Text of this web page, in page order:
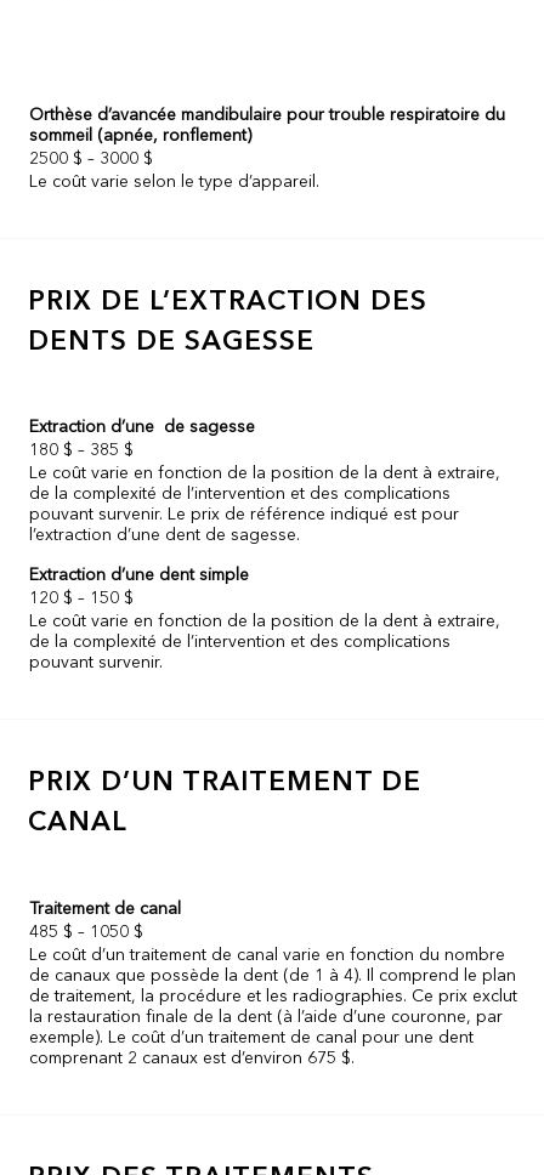
Orthèse d’avancée mandibulaire pour trouble respiratoire du
sommeil (apnée, ronflement)
2500 $ – 3000 $
Le coût varie selon le type d’appareil.
PRIX DE L’EXTRACTION DES
DENTS DE SAGESSE
Extraction d’une de sagesse
180 $ – 385 $
Le coût varie en fonction de la position de la dent à extraire,
de la complexité de l’intervention et des complications
pouvant survenir. Le prix de référence indiqué est pour
l’extraction d’une dent de sagesse.
Extraction d’une dent simple
120 $ – 150 $
Le coût varie en fonction de la position de la dent à extraire,
de la complexité de l’intervention et des complications
pouvant survenir.
PRIX D’UN TRAITEMENT DE
CANAL
Traitement de canal
485 $ – 1050 $
Le coût d’un traitement de canal varie en fonction du nombre
de canaux que possède la dent (de 1 à 4). Il comprend le plan
de traitement, la procédure et les radiographies. Ce prix exclut
la restauration finale de la dent (à l’aide d’une couronne, par
exemple). Le coût d’un traitement de canal pour une dent
comprenant 2 canaux est d’environ 675 $.